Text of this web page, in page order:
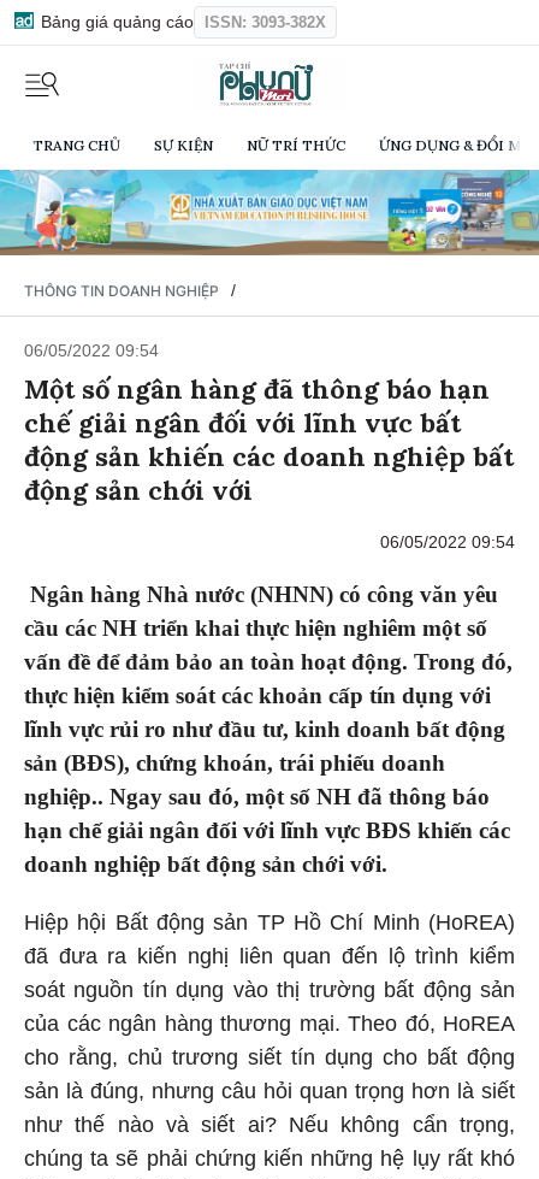
Bảng giá quảng cáo ISSN: 3093-382X
TRANG CHỦ SỰ KIỆN NỮ TRÍ THỨC ỨNG DỤNG & ĐỔI
THÔNG TIN DOANH NGHIỆP /
06/05/2022 09:54
Một số ngân hàng đã thông báo hạn
chế giải ngân đối với lĩnh vực bất
động sản khiến các doanh nghiệp bất
động sản chới với
06/05/2022 09:54
Ngân hàng Nhà nước (NHNN) có công văn yêu
cầu các NH triển khai thực hiện nghiêm một số
vấn đề để đảm bảo an toàn hoạt động. Trong đó,
thực hiện kiểm soát các khoản cấp tín dụng với
lĩnh vực rủi ro như đầu tư, kinh doanh bất động
sản (BĐS), chứng khoán, trái phiếu doanh
nghiệp.. Ngay sau đó, một số NH đã thông báo
hạn chế giải ngân đối với lĩnh vực BĐS khiến các
doanh nghiệp bất động sản chới với.
Hiệp hội Bất động sản TP Hồ Chí Minh (HoREA)
đã đưa ra kiến nghị liên quan đến lộ trình kiểm
soát nguồn tín dụng vào thị trường bất động sản
của các ngân hàng thương mại. Theo đó, HoREA
cho rằng, chủ trương siết tín dụng cho bất động
sản là đúng, nhưng câu hỏi quan trọng hơn là siết
như thế nào và siết ai? Nếu không cẩn trọng,
chúng ta sẽ phải chứng kiến những hệ lụy rất khó